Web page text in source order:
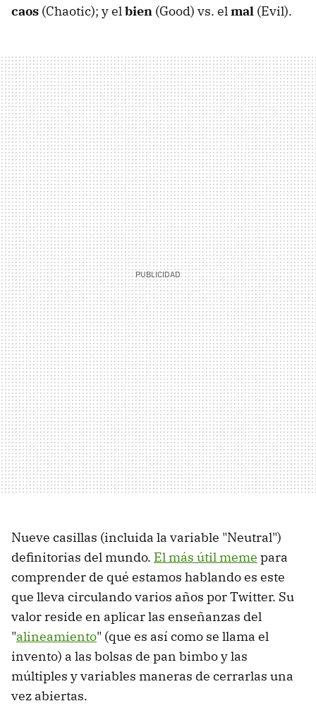
caos (Chaotic); y elbien (Good) vs. elmal (Evil).
Nueve casillas (incluida la variable "Neutral")
definitorias del mundo. El más útil meme para
comprender de qué estamos hablando es este
que lleva circulando varios años por Twitter. Su
valor reside en aplicar las enseñanzas del
"alineamiento" (que es así como se llama el
invento) a las bolsas de pan bimbo y las
múltiples y variables maneras de cerrarlas una
vez abiertas.